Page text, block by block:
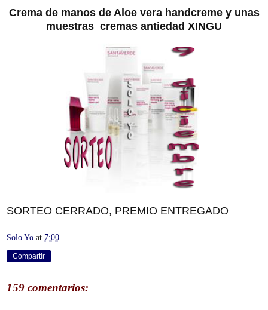
Crema de manos de Aloe vera handcreme y unas
muestras cremas antiedad XINGU
SORTEO CERRADO, PREMIO ENTREGADO
Solo Yo at 7:00
Compartir
159 comentarios: